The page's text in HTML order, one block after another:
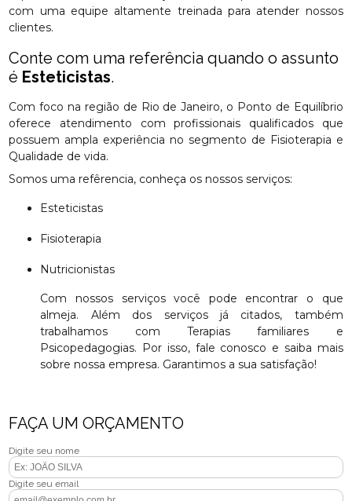
com uma equipe altamente treinada para atender nossos
clientes.
Conte com uma referência quando o assunto
é Esteticistas.
Com foco na região de Rio de Janeiro, o Ponto de Equilíbrio
oferece atendimento com profissionais qualificados que
possuem ampla experiência no segmento de Fisioterapia e
Qualidade de vida.
Somos uma refêrencia, conheça os nossos serviços:
Esteticistas
Fisioterapia
Nutricionistas
Com nossos serviços você pode encontrar o que
almeja. Além dos serviços já citados, também
trabalhamos com Terapias familiares e
Psicopedagogias. Por isso, fale conosco e saiba mais
sobre nossa empresa. Garantimos a sua satisfação!
FAÇA UM ORÇAMENTO
Digite seu nome
Digite seu email